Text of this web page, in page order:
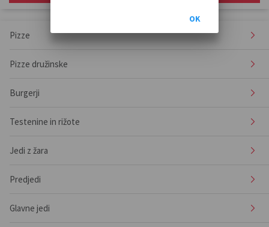
Pizze
Pizze družinske
Burgerji
Testenine in rižote
Jedi z žara
Predjedi
Glavne jedi
OK